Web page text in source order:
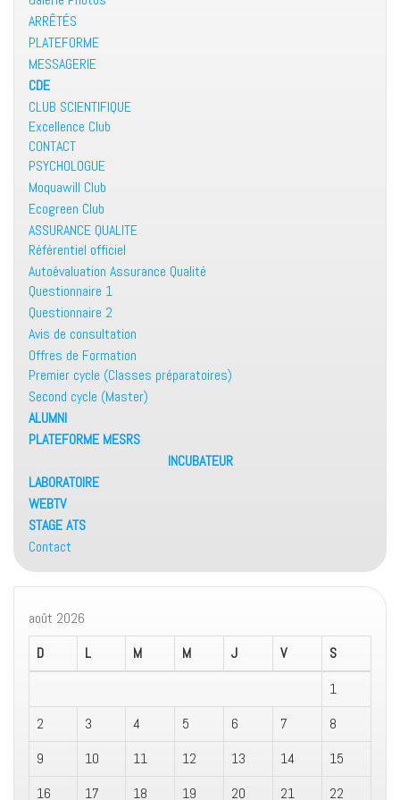
ARRÊTÉS
PLATEFORME
MESSAGERIE
CDE
CLUB SCIENTIFIQUE
Excellence Club
CONTACT
PSYCHOLOGUE
Moquawill Club
Ecogreen Club
ASSURANCE QUALITE
Référentiel officiel
Autoévaluation Assurance Qualité
Questionnaire 1
Questionnaire 2
Avis de consultation
Offres de Formation
Premier cycle (Classes préparatoires)
Second cycle (Master)
ALUMNI
PLATEFORME MESRS
INCUBATEUR
LABORATOIRE
WEBTV
STAGE ATS
Contact
août 2026
D
L M M J V
S
1
2
3 4 5 6 7
8
9
10 11 12 13 14
15
16
17 18 19 20 21
22